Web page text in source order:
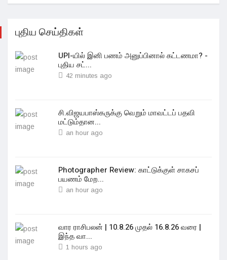
புதிய செய்திகள்
UPI-யில் இனி பணம் அனுப்பினால் கட்டணமா? -
புதிய சட்...
42 minutes ago
சி.விஜயபாஸ்கருக்கு வெறும் மாவட்டப் பதவி
மட்டும்தான...
an hour ago
Photographer Review: காட்டுக்குள் சாகசப்
பயணம் மேற...
an hour ago
வார ராசிபலன் | 10.8.26 முதல் 16.8.26 வரை |
இந்த வா...
1 hours ago